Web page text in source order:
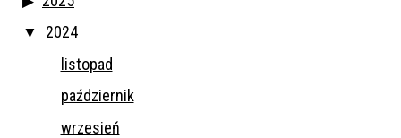
2024
listopad
październik
wrzesień